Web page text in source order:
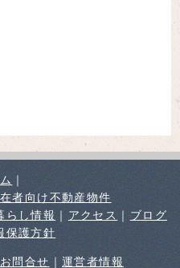
｜
者向け不動産物件
らし情報 ｜ アクセス ｜ ブログ
保護方針
お問合せ ｜ 運営者情報